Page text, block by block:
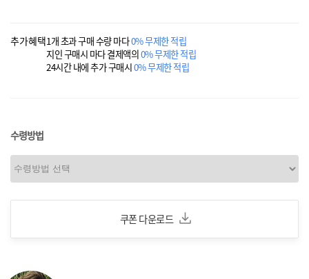
추가혜택1개 초과 구매 수량 마다0% 무제한 적립
지인 구매시 마다 결제액의0% 무제한 적립
24시간 내에 추가 구매시0% 무제한 적립
수령방법
쿠폰 다운로드